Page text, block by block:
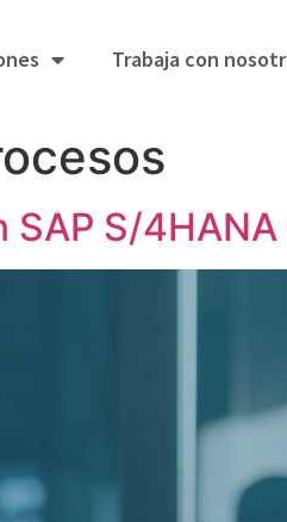
Trabaja con
S/